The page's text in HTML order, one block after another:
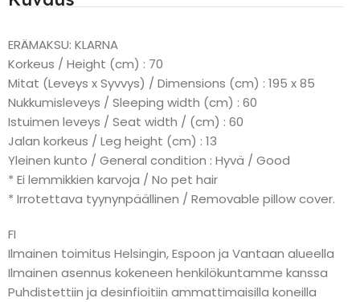
ERÄMAKSU: KLARNA
Korkeus / Height (cm) : 70
Mitat (Leveys x Syvvys) / Dimensions (cm) : 195 x 85
Nukkumisleveys / Sleeping width (cm) : 60
Istuimen leveys / Seat width / (cm) : 60
Jalan korkeus / Leg height (cm) : 13
Yleinen kunto / General condition : Hyvä / Good
* Ei lemmikkien karvoja / No pet hair
* Irrotettava tyynynpäällinen / Removable pillow cover.
FI
Ilmainen toimitus Helsingin, Espoon ja Vantaan alueella
Ilmainen asennus kokeneen henkilökuntamme kanssa
Puhdistettiin ja desinfioitiin ammattimaisilla koneilla